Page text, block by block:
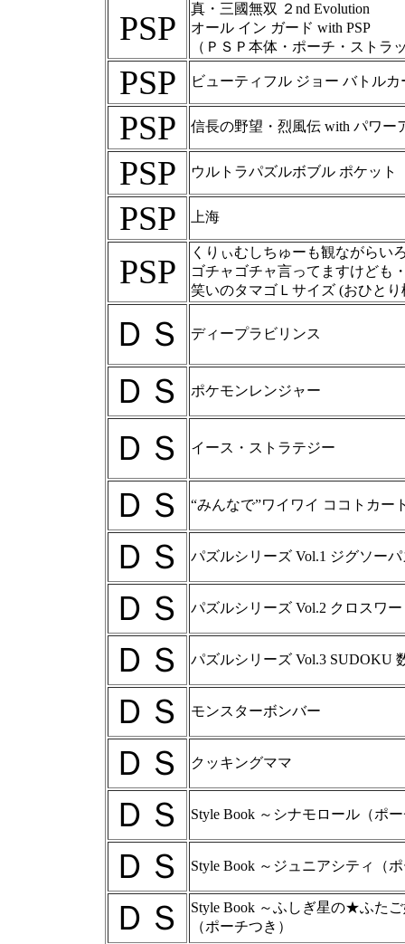
PSP
真・三國無双 ２nd Evolution
オール イン ガード with PSP
（ＰＳＰ本体・ポーチ・ストラ
PSP ビューティフル ジョー バトルカ
PSP 信長の野望・烈風伝 with パワー
PSP ウルトラパズルボブル ポケット
PSP 上海
PSP
くりぃむしちゅーも観ながらい
ゴチャゴチャ言ってますけども
笑いのタマゴＬサイズ (おひと
ＤＳ ディープラビリンス
ＤＳ ポケモンレンジャー
ＤＳ イース・ストラテジー
ＤＳ “みんなで”ワイワイ ココトカー
ＤＳ パズルシリーズ Vol.1 ジグソー
ＤＳ パズルシリーズ Vol.2 クロスワ
ＤＳ パズルシリーズ Vol.3 SUDOKU
ＤＳ モンスターボンバー
ＤＳ クッキングママ
ＤＳ Style Book ～シナモロール（ポ
ＤＳ Style Book ～ジュニアシティ（
ＤＳ
Style Book ～ふしぎ星の★ふた
（ポーチつき）